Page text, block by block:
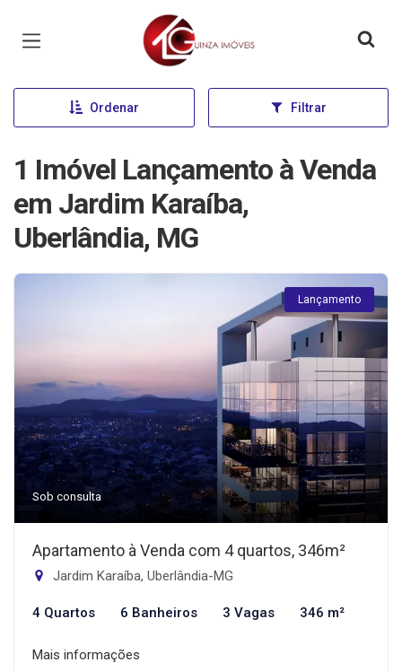
Página inicial
Ordenar Filtrar
1 Imóvel Lançamento à Venda
em Jardim Karaíba,
Uberlândia, MG
Lançamento
Sob consulta
Apartamento à Venda com 4 quartos, 346m²
Jardim Karaíba, Uberlândia-MG
4 Quartos 6 Banheiros 3 Vagas 346 m²
Mais informações